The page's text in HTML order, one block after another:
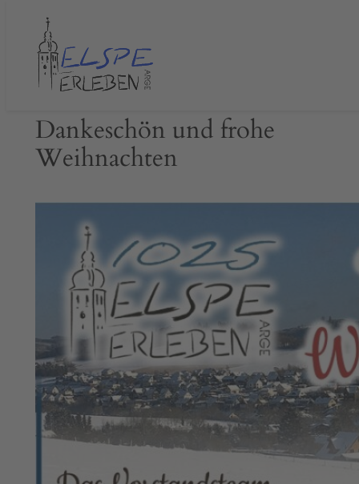
springen
Dankeschön und frohe
Weihnachten